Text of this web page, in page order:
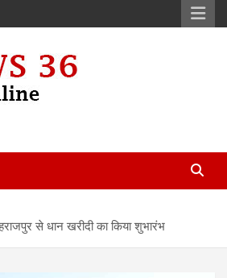
से धान खरीदी का किया शुभारंभ